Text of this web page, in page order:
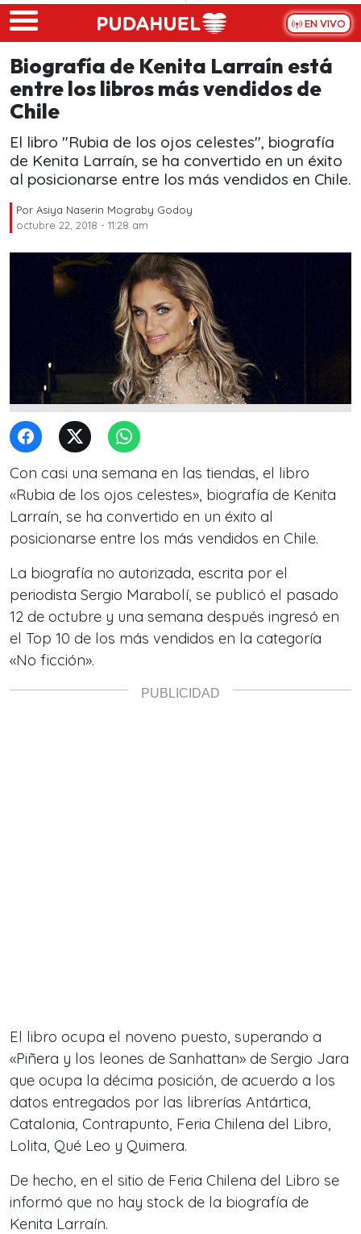
Skip to main content
EN VIVO
Biografía de Kenita Larraín está
entre los libros más vendidos de
Chile
El libro "Rubia de los ojos celestes", biografía
de Kenita Larraín, se ha convertido en un éxito
al posicionarse entre los más vendidos en Chile.
Por Asiya Naserin Mograby Godoy
octubre 22, 2018 - 11:28 am
Con casi una semana en las tiendas, el libro
«Rubia de los ojos celestes», biografía de Kenita
Larraín, se ha convertido en un éxito al
posicionarse entre los más vendidos en Chile.
La biografía no autorizada, escrita por el
periodista Sergio Marabolí, se publicó el pasado
12 de octubre y una semana después ingresó en
el Top 10 de los más vendidos en la categoría
«No ficción».
El libro ocupa el noveno puesto, superando a
«Piñera y los leones de Sanhattan» de Sergio Jara
que ocupa la décima posición, de acuerdo a los
datos entregados por las librerías Antártica,
Catalonia, Contrapunto, Feria Chilena del Libro,
Lolita, Qué Leo y Quimera.
De hecho, en el sitio de Feria Chilena del Libro se
informó que no hay stock de la biografía de
Kenita Larraín.